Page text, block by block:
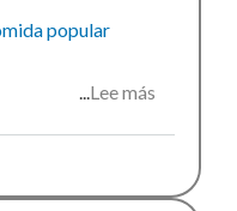
popular
Lee más
mayo